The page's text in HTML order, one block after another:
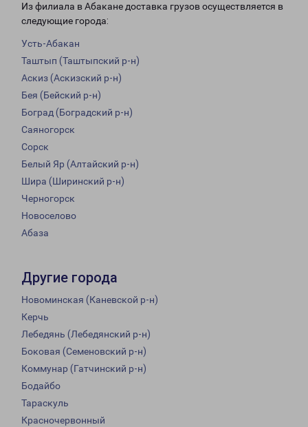
Из филиала в Абакане доставка грузов осуществляется в
следующие города:
Усть-Абакан
Таштып (Таштыпский р-н)
Аскиз (Аскизский р-н)
Бея (Бейский р-н)
Боград (Боградский р-н)
Саяногорск
Сорск
Белый Яр (Алтайский р-н)
Шира (Ширинский р-н)
Черногорск
Новоселово
Абаза
Другие города
Новоминская (Каневской р-н)
Керчь
Лебедянь (Лебедянский р-н)
Боковая (Семеновский р-н)
Коммунар (Гатчинский р-н)
Бодайбо
Тараскуль
Красночервонный